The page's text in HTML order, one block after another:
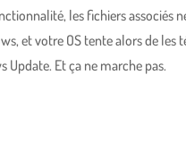
les fichiers associés
et votre OS tente alors de les
Update. Et ça ne marche pas.